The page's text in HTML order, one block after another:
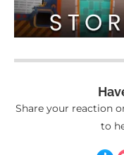
Share your reaction
to